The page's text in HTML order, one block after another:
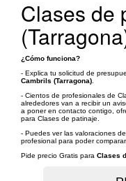
Clases de
¿Cómo funciona?
- Explica tu solicitud de
Cambrils (Tarragona)
- Cientos de profesionales de
alrededores van a recibir un
a poner en contacto contigo,
para Clases de patinaje.
- Puedes ver las valoraciones
profesional para poder
Pide precio Gratis para Clases